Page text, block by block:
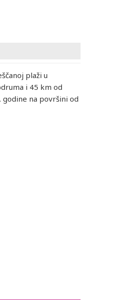
plaži u
i 45 km od
na površini od